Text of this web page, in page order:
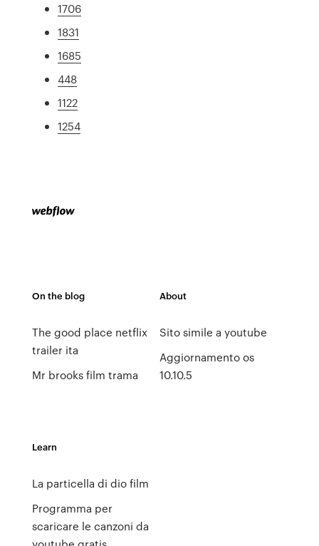
1706
1831
1685
448
1122
1254
On the blog
The good place netflix
trailer ita
Mr brooks film trama
About
Sito simile a youtube
Aggiornamento os
10.10.5
Learn
La particella di dio film
Programma per
scaricare le canzoni da